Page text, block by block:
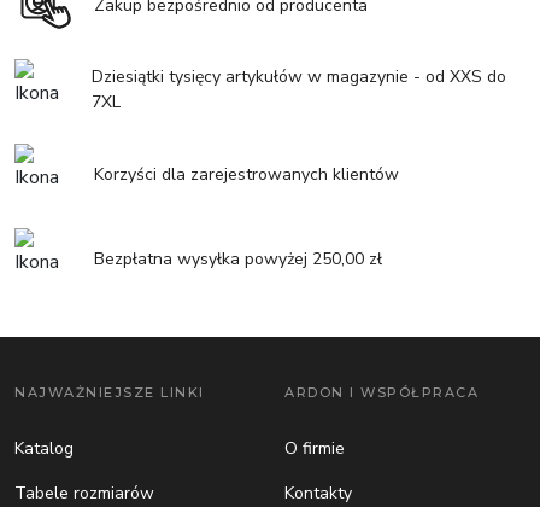
Zakup bezpośrednio od producenta
Dziesiątki tysięcy artykułów w magazynie - od XXS do
7XL
Korzyści dla zarejestrowanych klientów
Bezpłatna wysyłka powyżej 250,00 zł
NAJWAŻNIEJSZE LINKI
Katalog
Tabele rozmiarów
ARDON I WSPÓŁPRACA
O firmie
Kontakty